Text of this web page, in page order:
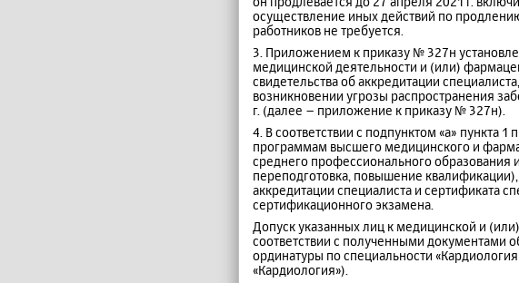
осуществление иных действий по
работников не требуется.
3. Приложением к приказу № 327н
медицинской деятельности и (или)
свидетельства об аккредитации
возникновении угрозы распространения
г. (далее – приложение к приказу № 327н).
4. В соответствии с подпунктом «а» пункта
программам высшего медицинского и
среднего профессионального
переподготовка, повышение
аккредитации специалиста и сертификата
сертификационного экзамена.
Допуск указанных лиц к медицинской и
соответствии с полученными документами
ординатуры по специальности
«Кардиология»).